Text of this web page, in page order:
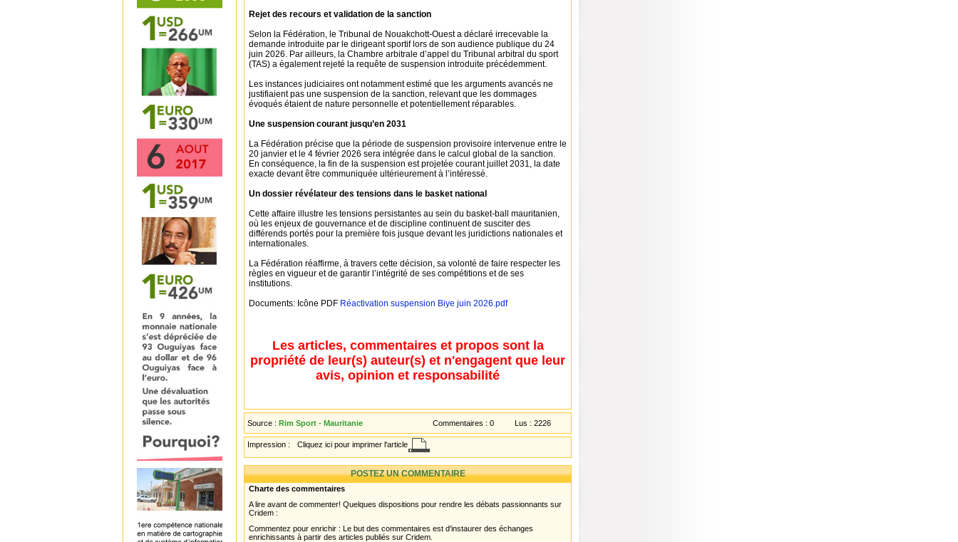
Rejet des recours et validation de la sanction
Selon la Fédération, le Tribunal de Nouakchott-Ouest a déclaré irrecevable la
demande introduite par le dirigeant sportif lors de son audience publique du 24
juin 2026. Par ailleurs, la Chambre arbitrale d’appel du Tribunal arbitral du sport
(TAS) a également rejeté la requête de suspension introduite précédemment.
Les instances judiciaires ont notamment estimé que les arguments avancés ne
justifiaient pas une suspension de la sanction, relevant que les dommages
évoqués étaient de nature personnelle et potentiellement réparables.
Une suspension courant jusqu’en 2031
La Fédération précise que la période de suspension provisoire intervenue entre le
20 janvier et le 4 février 2026 sera intégrée dans le calcul global de la sanction.
En conséquence, la fin de la suspension est projetée courant juillet 2031, la date
exacte devant être communiquée ultérieurement à l’intéressé.
Un dossier révélateur des tensions dans le basket national
Cette affaire illustre les tensions persistantes au sein du basket-ball mauritanien,
où les enjeux de gouvernance et de discipline continuent de susciter des
différends portés pour la première fois jusque devant les juridictions nationales et
internationales.
La Fédération réaffirme, à travers cette décision, sa volonté de faire respecter les
règles en vigueur et de garantir l’intégrité de ses compétitions et de ses
institutions.
Documents: Icône PDF Réactivation suspension Biye juin 2026.pdf
Les articles, commentaires et propos sont la
propriété de leur(s) auteur(s) et n'engagent que leur
avis, opinion et responsabilité
Source : Rim Sport - Mauritanie Commentaires : 0 Lus : 2226
Impression : Cliquez ici pour imprimer l'article
POSTEZ UN COMMENTAIRE
Charte des commentaires
A lire avant de commenter! Quelques dispositions pour rendre les débats passionnants sur
Cridem :
Commentez pour enrichir : Le but des commentaires est d'instaurer des échanges
enrichissants à partir des articles publiés sur Cridem.